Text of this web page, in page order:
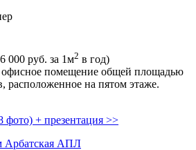
000 руб. за 1м2 в год)
офисное помещение общей площадью
расположенное на пятом этаже.
+ презентация >>
Арбатская АПЛ